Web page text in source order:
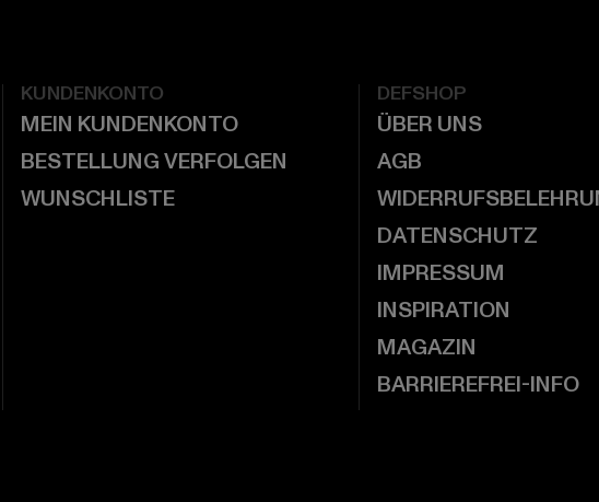
KUNDENKONTO
MEIN KUNDENKONTO
BESTELLUNG VERFOLGEN
WUNSCHLISTE
DEFSHOP
ÜBER UNS
AGB
DATENSCHUTZ
IMPRESSUM
INSPIRATION
MAGAZIN
BARRIEREFREI-INFO